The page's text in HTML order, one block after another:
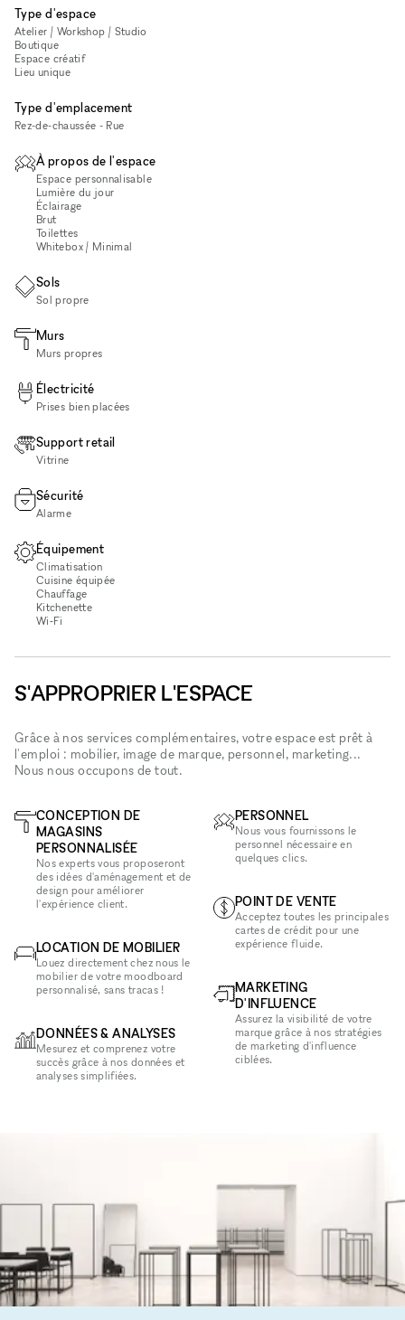
Type d'espace
Atelier / Workshop / Studio
Boutique
Espace créatif
Lieu unique
Type d'emplacement
Rez-de-chaussée - Rue
À propos de l'espace
Espace personnalisable
Lumière du jour
Éclairage
Brut
Toilettes
Whitebox / Minimal
Sols
Sol propre
Murs
Murs propres
Électricité
Prises bien placées
Support retail
Vitrine
Sécurité
Alarme
Équipement
Climatisation
Cuisine équipée
Chauffage
Kitchenette
Wi‑Fi
S'APPROPRIER L'ESPACE
Grâce à nos services complémentaires, votre espace est prêt à
l'emploi : mobilier, image de marque, personnel, marketing...
Nous nous occupons de tout.
CONCEPTION DE
MAGASINS
PERSONNALISÉE
Nos experts vous proposeront
des idées d'aménagement et de
design pour améliorer
l'expérience client.
LOCATION DE MOBILIER
Louez directement chez nous le
mobilier de votre moodboard
personnalisé, sans tracas !
DONNÉES & ANALYSES
Mesurez et comprenez votre
succès grâce à nos données et
analyses simplifiées.
PERSONNEL
Nous vous fournissons le
personnel nécessaire en
quelques clics.
POINT DE VENTE
Acceptez toutes les principales
cartes de crédit pour une
expérience fluide.
MARKETING
D'INFLUENCE
Assurez la visibilité de votre
marque grâce à nos stratégies
de marketing d'influence
ciblées.